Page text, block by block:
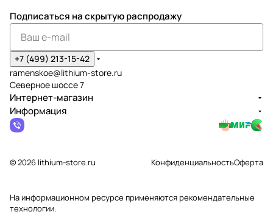
Подписаться на скрытую распродажу
+7 (499) 213-15-42
ramenskoe@lithium-store.ru
Северное шоссе 7
Интернет-магазин
Информация
© 2026 lithium-store.ru КонфиденциальностьОферта
На информационном ресурсе применяютсярекомендательные
технологии.